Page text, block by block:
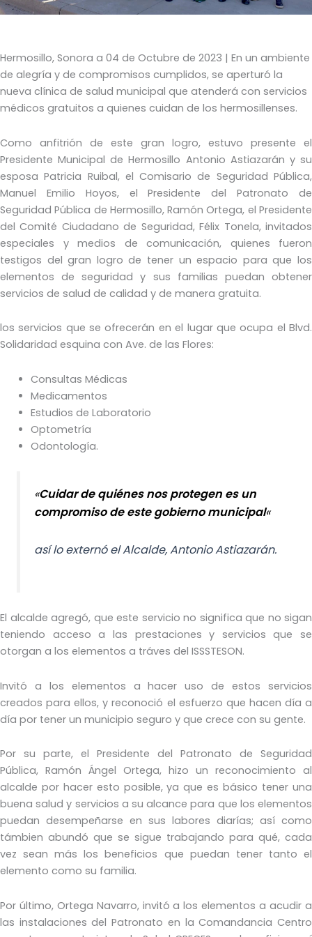
Hermosillo, Sonora a 04 de Octubre de 2023 | En un ambiente
de alegría y de compromisos cumplidos, se aperturó la
nueva clínica de salud municipal que atenderá con servicios
médicos gratuitos a quienes cuidan de los hermosillenses.
Como anfitrión de este gran logro, estuvo presente el
Presidente Municipal de Hermosillo Antonio Astiazarán y su
esposa Patricia Ruibal, el Comisario de Seguridad Pública,
Manuel Emilio Hoyos, el Presidente del Patronato de
Seguridad Pública de Hermosillo, Ramón Ortega, el Presidente
del Comité Ciudadano de Seguridad, Félix Tonela, invitados
especiales y medios de comunicación, quienes fueron
testigos del gran logro de tener un espacio para que los
elementos de seguridad y sus familias puedan obtener
servicios de salud de calidad y de manera gratuita.
los servicios que se ofrecerán en el lugar que ocupa el Blvd.
Solidaridad esquina con Ave. de las Flores:
Consultas Médicas
Medicamentos
Estudios de Laboratorio
Optometría
Odontología.
«Cuidar de quiénes nos protegen es un
compromiso de este gobierno municipal«
así lo externó el Alcalde, Antonio Astiazarán.
El alcalde agregó, que este servicio no significa que no sigan
teniendo acceso a las prestaciones y servicios que se
otorgan a los elementos a tráves del ISSSTESON.
Invitó a los elementos a hacer uso de estos servicios
creados para ellos, y reconoció el esfuerzo que hacen día a
día por tener un municipio seguro y que crece con su gente.
Por su parte, el Presidente del Patronato de Seguridad
Pública, Ramón Ángel Ortega, hizo un reconocimiento al
alcalde por hacer esto posible, ya que es básico tener una
buena salud y servicios a su alcance para que los elementos
puedan desempeñarse en sus labores diarías; así como
támbien abundó que se sigue trabajando para qué, cada
vez sean más los beneficios que puedan tener tanto el
elemento como su familia.
Por último, Ortega Navarro, invitó a los elementos a acudir a
las instalaciones del Patronato en la Comandancia Centro